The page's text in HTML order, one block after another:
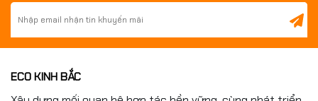
ECO KINH BẮC